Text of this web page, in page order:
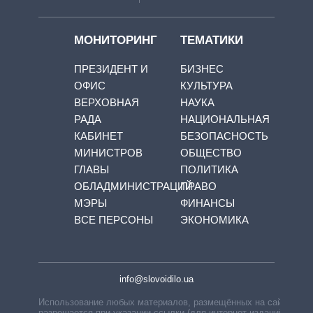
МОНИТОРИНГ
ПРЕЗИДЕНТ И
ОФИС
ВЕРХОВНАЯ
РАДА
КАБИНЕТ
МИНИСТРОВ
ГЛАВЫ
ОБЛАДМИНИСТРАЦИЙ
МЭРЫ
ВСЕ ПЕРСОНЫ
ТЕМАТИКИ
БИЗНЕС
КУЛЬТУРА
НАУКА
НАЦИОНАЛЬНАЯ
БЕЗОПАСНОСТЬ
ОБЩЕСТВО
ПОЛИТИКА
ПРАВО
ФИНАНСЫ
ЭКОНОМИКА
info@slovoidilo.ua
Использование любых материалов, размещённых на сайте,